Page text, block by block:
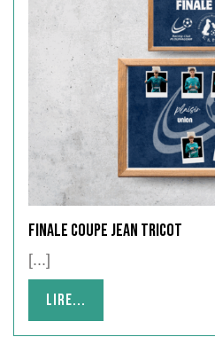
FINALE COUPE JEAN TRICOT
[...]
Lire...